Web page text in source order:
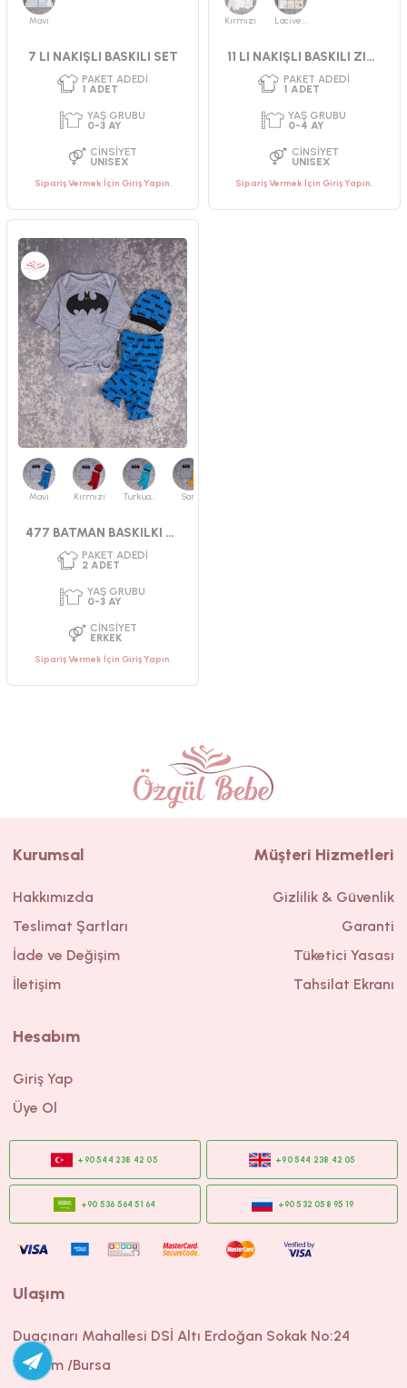
PAKET ADEDI
2ADET
YAŞ GRUBU
0-3 AY
CINSIYET
ERKEK
Mavi
7 LI NAKIŞLI BASKILI SET
PAKET ADEDI
Sipariş Vermek İçin Giriş Yapın.
Kırmızı Lacivert
11 LI NAKIŞLI BASKILI ZIBIN TAKIMI
PAKET ADEDI
0-4 AY
Sipariş Vermek İçin Giriş Yapın.
Mavi Kırmızı Turkuaz Sarı
477 BATMAN BASKILKI BADILI TAKIM 56-62 CM
Sipariş Vermek İçin Giriş Yapın.
Kurumsal
Hakkımızda
Teslimat Şartları
İade ve Değişim
İletişim
Müşteri Hizmetleri
Gizlilik & Güvenlik
Garanti
Tüketici Yasası
Tahsilat Ekranı
Hesabım
Giriş Yap
Üye Ol
Ulaşım
Duaçınarı Mahallesi DSİ Altı Erdoğan Sokak No:24
Yıldırım /Bursa